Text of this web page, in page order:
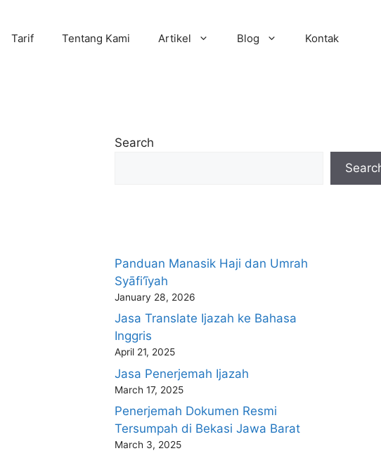
Tarif Tentang Kami Artikel Blog Kontak
Search
Panduan Manasik Haji dan Umrah
Syāfi‘īyah
January 28, 2026
Jasa Translate Ijazah ke Bahasa
Inggris
April 21, 2025
Jasa Penerjemah Ijazah
March 17, 2025
Penerjemah Dokumen Resmi
Tersumpah di Bekasi Jawa Barat
March 3, 2025